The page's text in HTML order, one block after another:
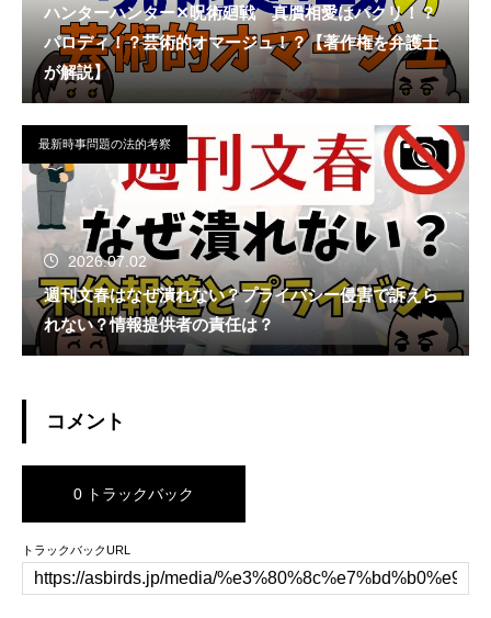
ハンターハンター✕呪術廻戦 真贋相愛はパクリ！？
パロディ！？芸術的オマージュ！？【著作権を弁護士
が解説】
最新時事問題の法的考察
2026.07.02
週刊文春はなぜ潰れない？プライバシー侵害で訴えら
れない？情報提供者の責任は？
コメント
0 トラックバック
トラックバックURL